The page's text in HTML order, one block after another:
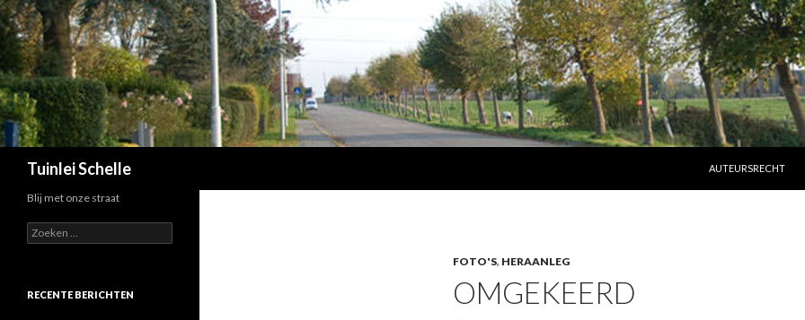
Tuinlei Schelle
AUTEURSRECHT
FOTO'S, HERAANLEG
OMGEKEERD
Blij met onze straat
Zoeken
naar:
RECENTE BERICHTEN